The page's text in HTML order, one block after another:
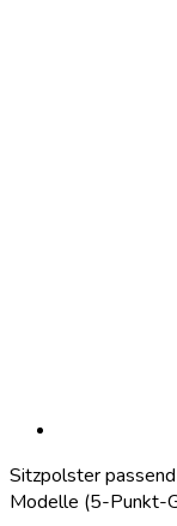
Sitzpolster
Modelle (5-Punkt-